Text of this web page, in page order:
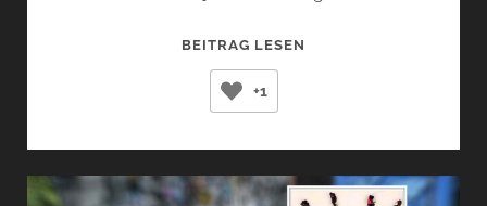
BEITRAG LESEN
H
EYM
+1